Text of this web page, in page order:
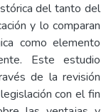
del tanto del
y lo comparan
como elemento
Este estudio
de la revisión
con el fin